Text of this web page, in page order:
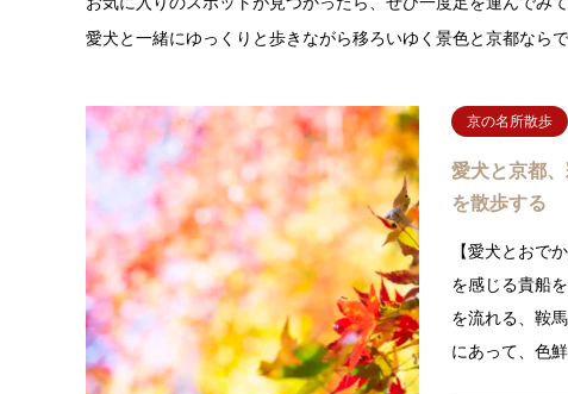
愛犬と一緒にゆっくりと歩きながら移ろいゆく景色と京都なら
京の名所散歩
愛犬と京都
を散歩する
【愛犬とおで
を感じる貴船
を流れる、鞍
にあって、色